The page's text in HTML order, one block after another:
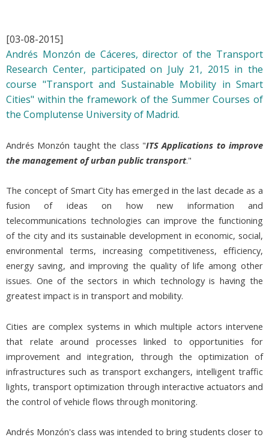
[03-08-2015]
Andrés Monzón de Cáceres, director of the Transport
Research Center, participated on July 21, 2015 in the
course "Transport and Sustainable Mobility in Smart
Cities" within the framework of the Summer Courses of
the Complutense University of Madrid.
Andrés Monzón taught the class "ITS Applications to improve
the management of urban public transport."
The concept of Smart City has emerged in the last decade as a
fusion of ideas on how new information and
telecommunications technologies can improve the functioning
of the city and its sustainable development in economic, social,
environmental terms, increasing competitiveness, efficiency,
energy saving, and improving the quality of life among other
issues. One of the sectors in which technology is having the
greatest impact is in transport and mobility.
Cities are complex systems in which multiple actors intervene
that relate around processes linked to opportunities for
improvement and integration, through the optimization of
infrastructures such as transport exchangers, intelligent traffic
lights, transport optimization through interactive actuators and
the control of vehicle flows through monitoring.
Andrés Monzón's class was intended to bring students closer to